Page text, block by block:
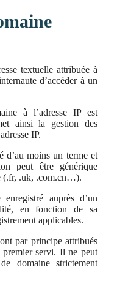
textuelle attribuée à
d’accéder à un
à l’adresse IP est
ainsi la gestion des
IP.
d’au moins un terme et
peut être générique
(.fr, .uk, .com.cn…).
auprès d’un
en fonction de sa
applicables.
par principe attribués
servi. Il ne peut
domaine strictement